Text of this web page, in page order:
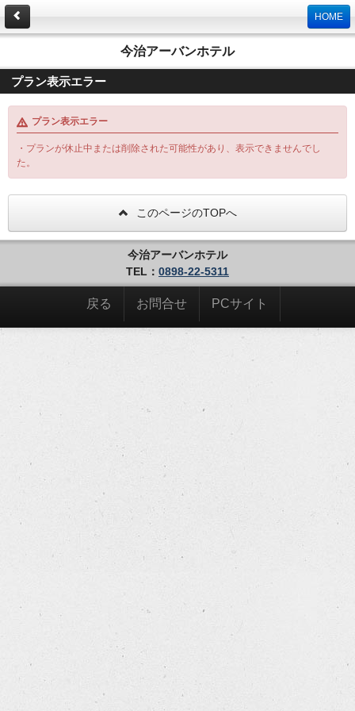
HOME
今治アーバンホテル
プラン表示エラー
プラン表示エラー
・プランが休止中または削除された可能性があり、表示できませんでし
た。
このページのTOPへ
今治アーバンホテル
TEL： 0898-22-5311
戻る お問合せ PCサイト